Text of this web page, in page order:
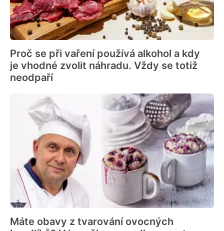
Proč se při vaření používá alkohol a kdy
je vhodné zvolit náhradu. Vždy se totiž
neodpaří
Máte obavy z tvarování ovocných